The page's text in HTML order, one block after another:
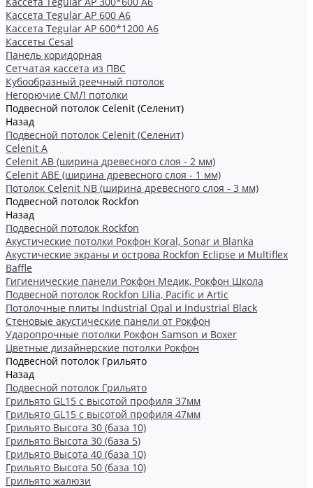
Кассета Tegular AP 600 A6
Кассета Tegular AP 600*1200 А6
Кассеты Cesal
Панель коридорная
Сетчатая кассета из ПВС
Кубообразный реечный потолок
Негорючие СМЛ потолки
Подвесной потолок Celenit (Селенит)
Назад
Подвесной потолок Celenit (Селенит)
Celenit A
Celenit AB (ширина древесного слоя - 2 мм)
Celenit ABE (ширина древесного слоя - 1 мм)
Потолок Celenit NB (ширина древесного слоя - 3 мм)
Подвесной потолок Rockfon
Назад
Подвесной потолок Rockfon
Акустические потолки Рокфон Koral, Sonar и Blanka
Акустические экраны и острова Rockfon Eclipse и Multiflex
Baffle
Гигиенические панели Рокфон Медик, Рокфон Школа
Подвесной потолок Rockfon Lilia, Pacific и Artic
Потолочные плиты Industrial Opal и Industrial Black
Стеновые акустические панели от Рокфон
Ударопрочные потолки Рокфон Samson и Boxer
Цветные дизайнерские потолки Рокфон
Подвесной потолок Грильято
Назад
Подвесной потолок Грильято
Грильято GL15 с высотой профиля 37мм
Грильято GL15 с высотой профиля 47мм
Грильято Высота 30 (база 10)
Грильято Высота 30 (база 5)
Грильято Высота 40 (база 10)
Грильято Высота 50 (база 10)
Грильято жалюзи